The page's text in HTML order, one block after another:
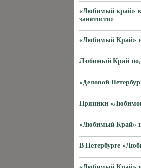
«Любимый край»
занятости»
«Любимый Край» и
Любимый Край
«Деловой
Пряники
«Любимый Край»
В Петербурге